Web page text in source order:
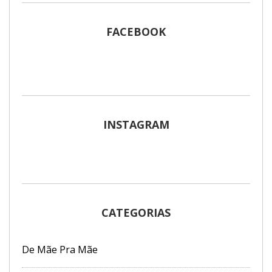
FACEBOOK
INSTAGRAM
CATEGORIAS
De Mãe Pra Mãe